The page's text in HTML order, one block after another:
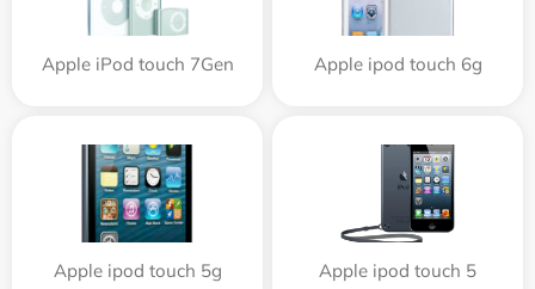
Apple iPod touch 7Gen Apple ipod touch 6g
Apple ipod touch 5g Apple ipod touch 5